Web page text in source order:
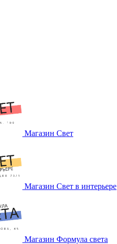
Магазин Свет
Магазин Свет в интерьере
Магазин Формула света